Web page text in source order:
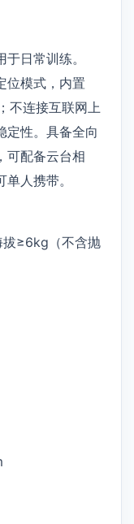
日常训练。
位模式，内置
不连接互联网上
定性。具备全向
可配备云台相
人携带。
≥6kg（不含抛